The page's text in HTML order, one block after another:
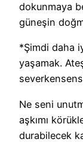
dokunmaya
güneşin
*Şimdi daha
yaşamak.
Ne seni
aşkımı
durabilecek